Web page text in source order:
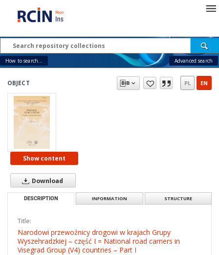
How to search... Advanced search
OBJECT PL EN
Show content
Download
DESCRIPTION INFORMATION STRUCTURE
Title:
Narodowi przewoźnicy drogowi w krajach Grupy
Wyszehradzkiej – część I = National road carriers in
Visegrad Group (V4) countries – Part I